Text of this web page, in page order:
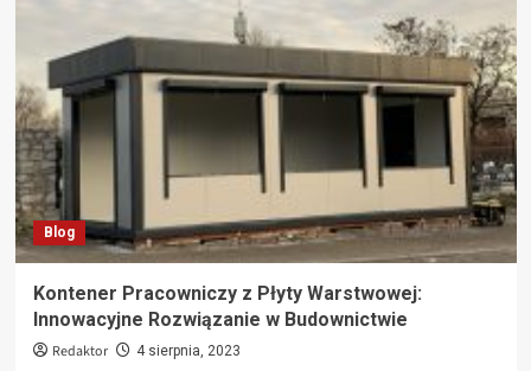
i
Blog
Kontener Pracowniczy z Płyty Warstwowej:
Innowacyjne Rozwiązanie w Budownictwie
Redaktor 4 sierpnia, 2023